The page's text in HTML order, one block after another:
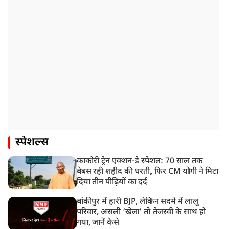
स्पेशल्स
काकोरी ट्रेन एक्शन-डे स्पेशल: 70 साल तक
बेबस रही शहीद की धरती, फिर CM योगी ने मिटा
दिया तीन पीढ़ियों का दर्द
बांकीपुर में हारी BJP, लेकिन सदमे में लालू
परिवार, असली ‘खेला’ तो तेजस्वी के साथ हो
गया, जानें कैसे